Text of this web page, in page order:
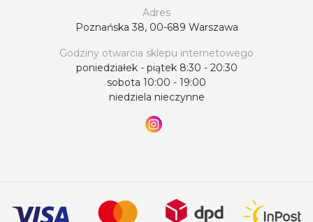
Adres
Poznańska 38, 00-689 Warszawa
Godziny otwarcia sklepu internetowego
poniedziałek - piątek 8:30 - 20:30
sobota 10:00 - 19:00
niedziela nieczynne